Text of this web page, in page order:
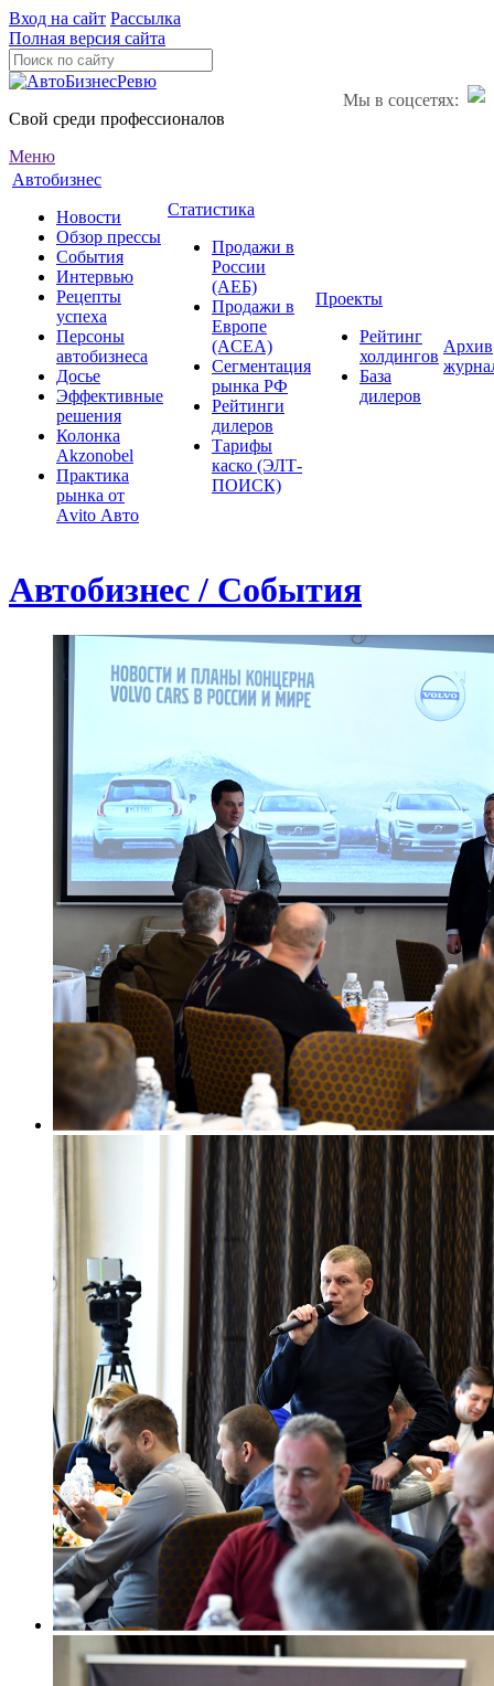
Вход на сайт Рассылка
Полная версия сайта
Мы в соцсетях:
Свой среди профессионалов
Меню
Автобизнес
Новости
Обзор прессы
События
Интервью
Рецепты
успеха
Персоны
автобизнеса
Досье
Эффективные
решения
Колонка
Akzonobel
Практика
рынка от
Аvito Авто
Статистика
Продажи в
России
(АЕБ)
Продажи в
Европе
(ACEA)
Сегментация
рынка РФ
Рейтинги
дилеров
Тарифы
каско (ЭЛТ-
ПОИСК)
Проекты
Рейтинг
холдингов
База
дилеров
Архив
Автобизнес / События